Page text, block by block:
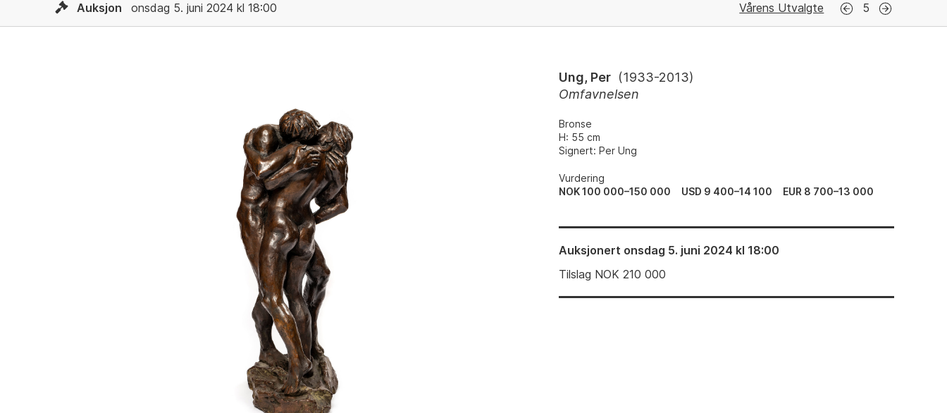
Auksjon onsdag 5. juni 2024 kl 18:00 Vårens Utvalgte 5
Ung, Per (1933-2013)
Omfavnelsen
Bronse
H: 55 cm
Signert: Per Ung
Vurdering
NOK 100 000–150 000
USD 9 400–14 100 EUR 8 700–13 000
Auksjonert onsdag 5. juni 2024 kl 18:00
Tilslag NOK210 000